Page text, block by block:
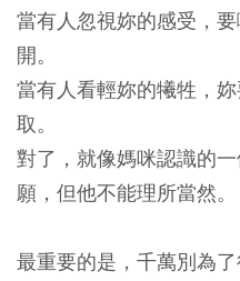
當有人忽視妳的感受，
開。
當有人看輕妳的犧牲，
取。
對了，就像媽咪認識的
願，但他不能理所當然。
最重要的是，千萬別為